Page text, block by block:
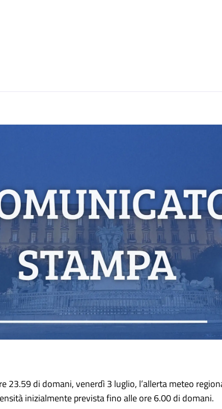
23.59 di domani, venerdì 3 luglio, l’allerta meteo
inizialmente prevista fino alle ore 6.00 di domani.